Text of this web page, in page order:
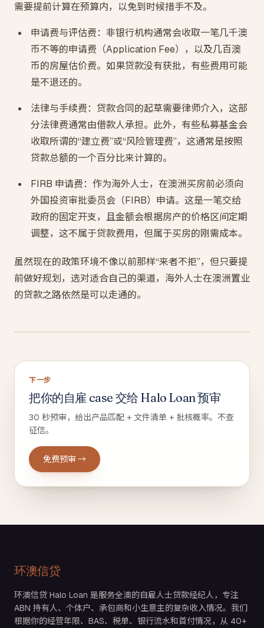
需要提前计算在预算内，以免到时候措手不及。
申请费与评估费：非银行机构通常会收取一笔几千澳
币不等的申请费（Application Fee），以及几百澳
币的房屋估价费。如果贷款没有获批，有些费用可能
是不退还的。
法律与手续费：贷款合同的起草需要律师介入，这部
分法律费通常由借款人承担。此外，有些私募基金会
收取所谓的“建立费”或“风险管理费”，这通常是按照
贷款总额的一个百分比来计算的。
FIRB 申请费：作为海外人士，在澳洲买房前必须向
外国投资审批委员会（FIRB）申请。这是一笔交给
政府的固定开支，且金额会根据房产的价格区间定期
调整，这不属于贷款费用，但属于买房的刚需成本。
虽然现在的政策环境不像以前那样“来者不拒”，但只要提
前做好规划，选对适合自己的渠道，海外人士在澳洲置业
的贷款之路依然是可以走通的。
下一步
把你的自雇 case 交给 Halo Loan 预审
30 秒预审，给出产品匹配 + 文件清单 + 批核概率。不查
征信。
免费预审 →
环澳信贷
环澳信贷 Halo Loan 是服务全澳的自雇人士贷款经纪人，专注
ABN 持有人、个体户、承包商和小生意主的复杂收入情况。我们
根据你的经营年限、BAS、税单、银行流水和首付情况，从 40+